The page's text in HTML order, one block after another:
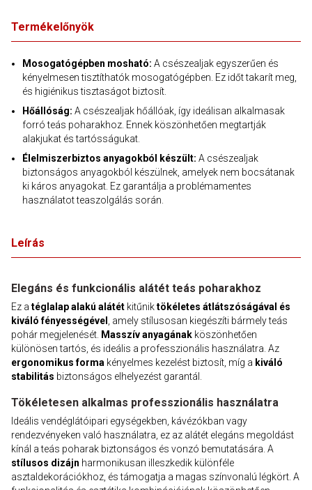
Termékelőnyök
Mosogatógépben mosható: A csészealjak egyszerűen és
kényelmesen tisztíthatók mosogatógépben. Ez időt takarít meg,
és higiénikus tisztaságot biztosít.
Hőállóság: A csészealjak hőállóak, így ideálisan alkalmasak
forró teás poharakhoz. Ennek köszönhetően megtartják
alakjukat és tartósságukat.
Élelmiszerbiztos anyagokból készült: A csészealjak
biztonságos anyagokból készülnek, amelyek nem bocsátanak
ki káros anyagokat. Ez garantálja a problémamentes
használatot teaszolgálás során.
Leírás
Elegáns és funkcionális alátét teás poharakhoz
Ez a téglalap alakú alátét kitűniktökéletes átlátszóságával és
kiváló fényességével
, amely stílusosan kiegészíti bármely teás
pohár megjelenését. Masszív anyagának köszönhetően
különösen tartós, és ideális a professzionális használatra. Az
ergonomikus forma kényelmes kezelést biztosít, míg a kiváló
stabilitás biztonságos elhelyezést garantál.
Tökéletesen alkalmas professzionális használatra
Ideális vendéglátóipari egységekben, kávézókban vagy
rendezvényeken való használatra, ez az alátét elegáns megoldást
kínál a teás poharak biztonságos és vonzó bemutatására. A
stílusos dizájn harmonikusan illeszkedik különféle
asztaldekorációkhoz, és támogatja a magas színvonalú légkört. A